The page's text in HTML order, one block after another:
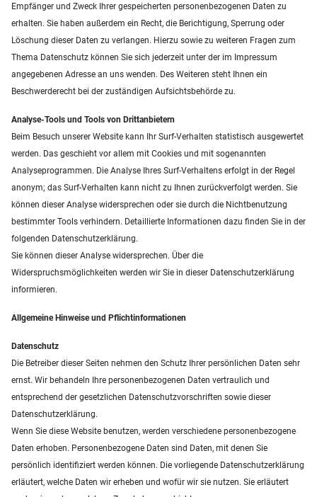
Empfänger und Zweck Ihrer gespeicherten personenbezogenen Daten zu
erhalten. Sie haben außerdem ein Recht, die Berichtigung, Sperrung oder
Löschung dieser Daten zu verlangen. Hierzu sowie zu weiteren Fragen zum
Thema Datenschutz können Sie sich jederzeit unter der im Impressum
angegebenen Adresse an uns wenden. Des Weiteren steht Ihnen ein
Beschwerderecht bei der zuständigen Aufsichtsbehörde zu.
Analyse-Tools und Tools von Drittanbietern
Beim Besuch unserer Website kann Ihr Surf-Verhalten statistisch ausgewertet
werden. Das geschieht vor allem mit Cookies und mit sogenannten
Analyseprogrammen. Die Analyse Ihres Surf-Verhaltens erfolgt in der Regel
anonym; das Surf-Verhalten kann nicht zu Ihnen zurückverfolgt werden. Sie
können dieser Analyse widersprechen oder sie durch die Nichtbenutzung
bestimmter Tools verhindern. Detaillierte Informationen dazu finden Sie in der
folgenden Datenschutzerklärung.
Sie können dieser Analyse widersprechen. Über die
Widerspruchsmöglichkeiten werden wir Sie in dieser Datenschutzerklärung
informieren.
Allgemeine Hinweise und Pflichtinformationen
Datenschutz
Die Betreiber dieser Seiten nehmen den Schutz Ihrer persönlichen Daten sehr
ernst. Wir behandeln Ihre personenbezogenen Daten vertraulich und
entsprechend der gesetzlichen Datenschutzvorschriften sowie dieser
Datenschutzerklärung.
Wenn Sie diese Website benutzen, werden verschiedene personenbezogene
Daten erhoben. Personenbezogene Daten sind Daten, mit denen Sie
persönlich identifiziert werden können. Die vorliegende Datenschutzerklärung
erläutert, welche Daten wir erheben und wofür wir sie nutzen. Sie erläutert